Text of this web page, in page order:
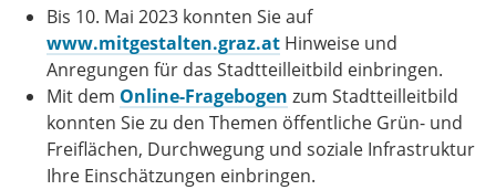
Bis 10. Mai 2023 konnten Sie auf
www.mitgestalten.graz.at Hinweise und
Anregungen für das Stadtteilleitbild einbringen.
Mit dem Online-Fragebogen zum Stadtteilleitbild
konnten Sie zu den Themen öffentliche Grün- und
Freiflächen, Durchwegung und soziale Infrastruktur
Ihre Einschätzungen einbringen.